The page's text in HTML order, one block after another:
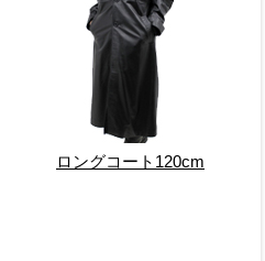
ロングコート120cm